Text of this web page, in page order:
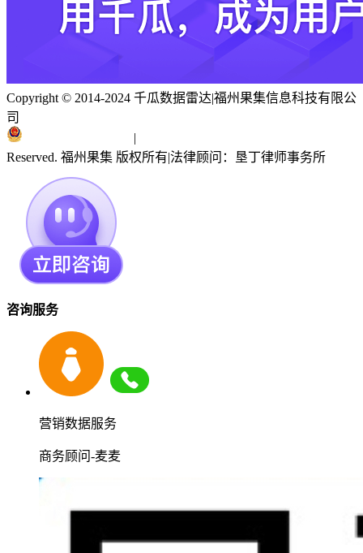
Copyright © 2014-2024 千瓜数据雷达|福州果集信息科技有限公
司
|
Reserved. 福州果集 版权所有|法律顾问：垦丁律师事务所
咨询服务
营销数据服务
商务顾问-麦麦